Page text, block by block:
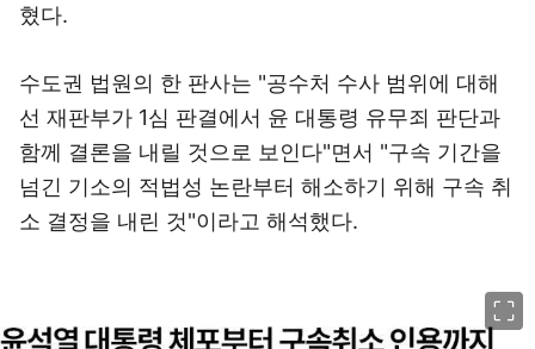
혔다.
수도권 법원의 한 판사는 "공수처 수사 범위에 대해
선 재판부가 1심 판결에서 윤 대통령 유무죄 판단과
함께 결론을 내릴 것으로 보인다"면서 "구속 기간을
넘긴 기소의 적법성 논란부터 해소하기 위해 구속 취
소 결정을 내린 것"이라고 해석했다.